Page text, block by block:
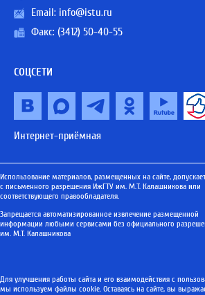
Email: info@istu.ru
Факс: (3412) 50-40-55
СОЦСЕТИ
Интернет-приёмная
Использование материалов, размещенных на сайте,
с письменного разрешения ИжГТУ им. М.Т. Калашникова или
соответствующего правообладателя.
Запрещается автоматизированное извлечение размещенной
информации любыми сервисами без официального
им. М.Т. Калашникова
Для улучшения работы сайта и его взаимодействия с
мы используем файлы cookie. Оставаясь на сайте, вы